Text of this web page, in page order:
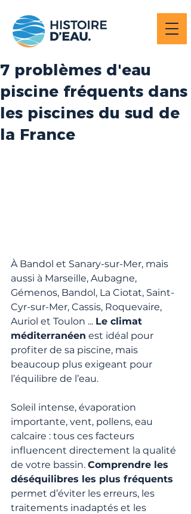
7 problèmes d'eau
piscine fréquents dans
les piscines du sud de
la France
À Bandol et Sanary-sur-Mer, mais
aussi à Marseille, Aubagne,
Gémenos, Bandol, La Ciotat, Saint-
Cyr-sur-Mer, Cassis, Roquevaire,
Auriol et Toulon ... Le climat
méditerranéen est idéal pour
profiter de sa piscine, mais
beaucoup plus exigeant pour
l’équilibre de l’eau.
Soleil intense, évaporation
importante, vent, pollens, eau
calcaire : tous ces facteurs
influencent directement la qualité
de votre bassin. Comprendre les
déséquilibres les plus fréquents
permet d’éviter les erreurs, les
traitements inadaptés et les